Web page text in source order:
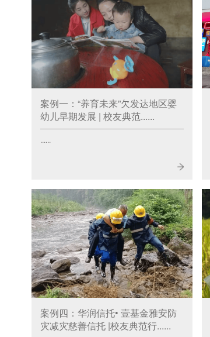
案例一：“养育未来”欠发达地区婴
幼儿早期发展 | 校友典范......
......
案例四：华润信托• 壹基金雅安防
灾减灾慈善信托 |校友典范行......